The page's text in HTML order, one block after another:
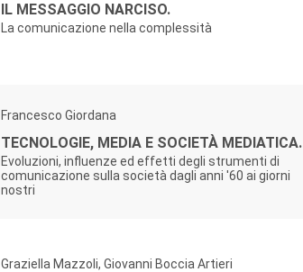
IL MESSAGGIO NARCISO.
La comunicazione nella complessità
Francesco Giordana
TECNOLOGIE, MEDIA E SOCIETÀ MEDIATICA.
Evoluzioni, influenze ed effetti degli strumenti di
comunicazione sulla società dagli anni '60 ai giorni
nostri
Graziella Mazzoli, Giovanni Boccia Artieri